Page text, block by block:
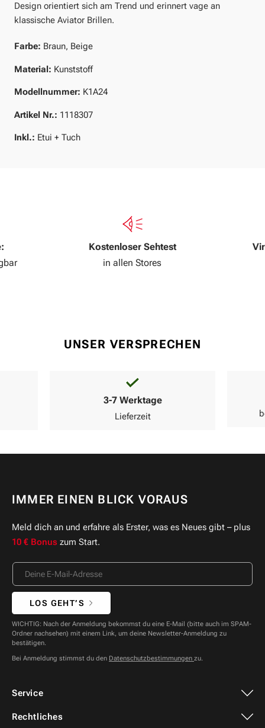
Design orientiert sich am Trend und erinnert vage an
klassische Aviator Brillen.
Farbe: Braun, Beige
Material: Kunststoff
Modellnummer: K1A24
Artikel Nr.: 1118307
Inkl.: Etui + Tuch
Kostenloser Sehtest
in allen Stores
UNSER VERSPRECHEN
3-7 Werktage
Lieferzeit
Service
Rechtliches
IMMER EINEN BLICK VORAUS
Meld dich an und erfahre als Erster, was es Neues gibt – plus
10 € Bonus zum Start.
LOS GEHT’S
WICHTIG: Nach der Anmeldung bekommst du eine E-Mail (bitte auch im SPAM-
Ordner nachsehen) mit einem Link, um deine Newsletter-Anmeldung zu
bestätigen.
Bei Anmeldung stimmst du den Datenschutzbestimmungen zu.